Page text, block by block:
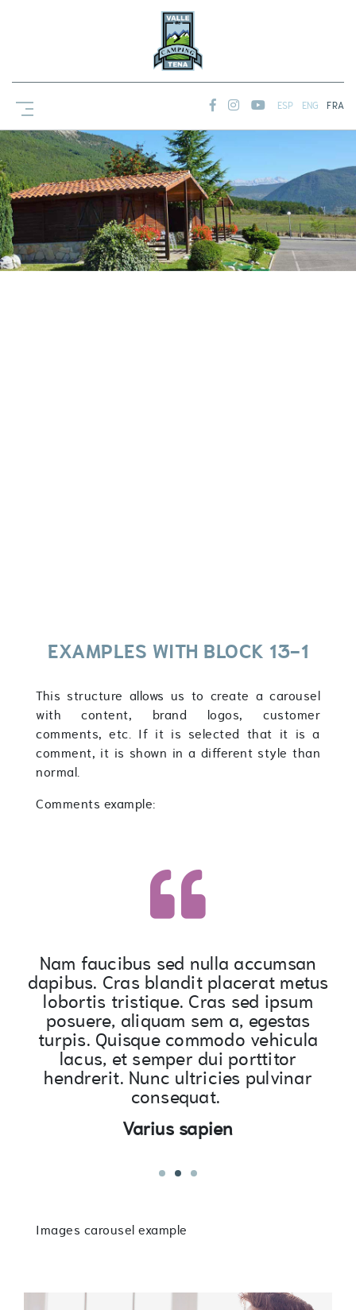
ESP ENG FRA
EXAMPLES WITH BLOCK 13-1
This structure allows us to create a carousel
with content, brand logos, customer
comments, etc. If it is selected that it is a
comment, it is shown in a different style than
normal.
Comments example:
Nam faucibus sed nulla accumsan
dapibus. Cras blandit placerat metus
lobortis tristique. Cras sed ipsum
posuere, aliquam sem a, egestas
turpis. Quisque commodo vehicula
lacus, et semper dui porttitor
hendrerit. Nunc ultricies pulvinar
consequat.
Varius sapien
1 2 3
Images carousel example